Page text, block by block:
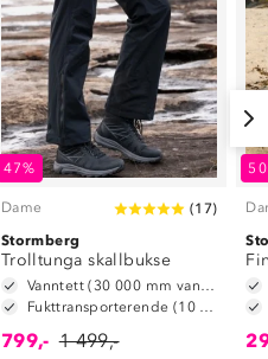
47%
Dame (17)
Stormberg
Trolltunga skallbukse
799,- 1 499,-